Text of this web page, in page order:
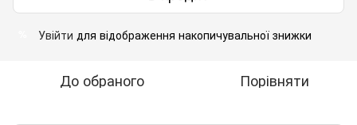
Увійти для відображення накопичувальної знижки
До обраного Порівняти